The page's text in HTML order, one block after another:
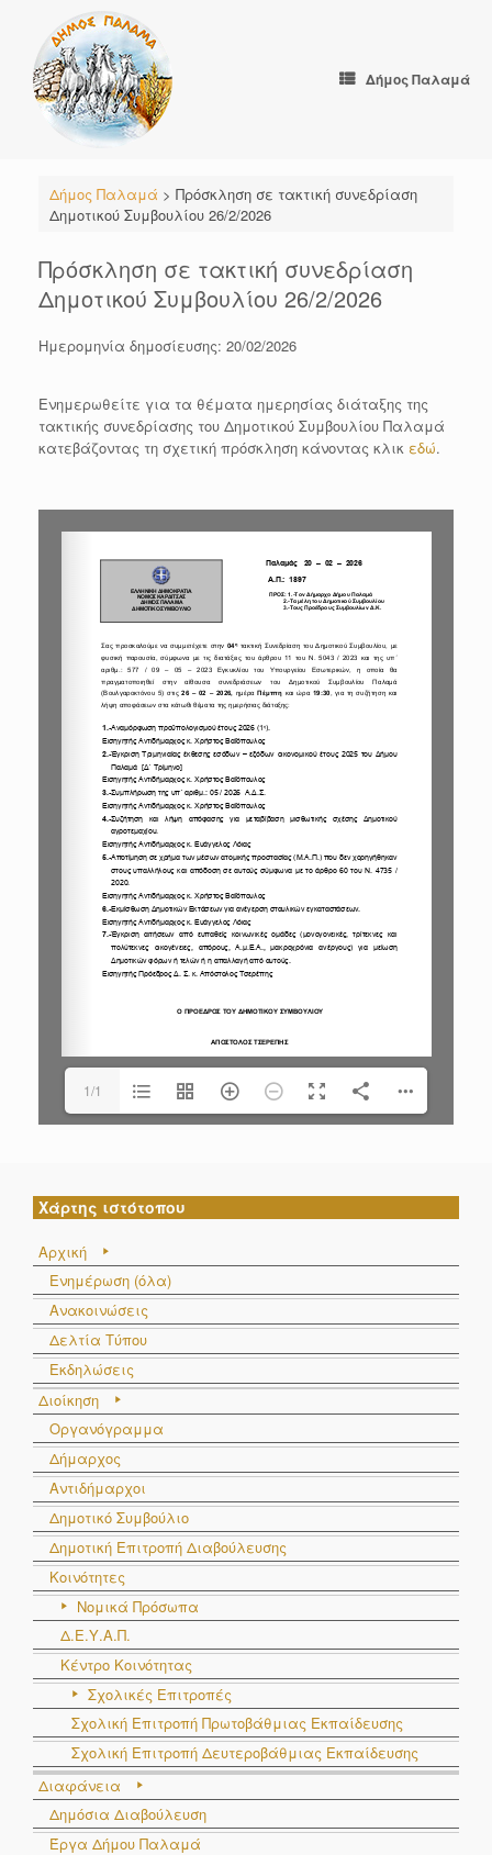
content
Δήμος Παλαμά
Δήμος Παλαμά > Πρόσκληση σε τακτική συνεδρίαση
Δημοτικού Συμβουλίου 26/2/2026
Πρόσκληση σε τακτική συνεδρίαση
Δημοτικού Συμβουλίου 26/2/2026
Ημερομηνία δημοσίευσης: 20/02/2026
Ενημερωθείτε για τα θέματα ημερησίας διάταξης της
τακτικής συνεδρίασης του Δημοτικού Συμβουλίου Παλαμά
κατεβάζοντας τη σχετική πρόσκληση κάνοντας κλικ εδώ.
1/1
Χάρτης ιστότοπου
Αρχική
Ενημέρωση (όλα)
Ανακοινώσεις
Δελτία Τύπου
Εκδηλώσεις
Διοίκηση
Οργανόγραμμα
Δήμαρχος
Αντιδήμαρχοι
Δημοτικό Συμβούλιο
Δημοτική Επιτροπή Διαβούλευσης
Κοινότητες
Νομικά Πρόσωπα
Δ.Ε.Υ.Α.Π.
Κέντρο Κοινότητας
Σχολικές Επιτροπές
Σχολική Επιτροπή Πρωτοβάθμιας Εκπαίδευσης
Σχολική Επιτροπή Δευτεροβάθμιας Εκπαίδευσης
Διαφάνεια
Δημόσια Διαβούλευση
Έργα Δήμου Παλαμά